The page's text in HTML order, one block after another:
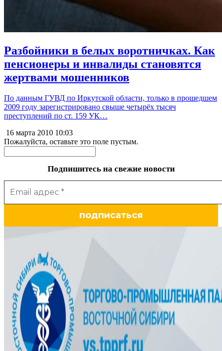
Разбойники в белых воротничках. Как
пенсионеры и инвалиды становятся
жертвами мошенников
По данным ГУВД по Иркутской области, только в прошедшем
2009 году зарегистрировано свыше четырёх тысяч
преступлений по ст. 159 УК…
16 марта 2010 10:03
Пожалуйста, оставьте это поле пустым.
Подпишитесь на свежие новости